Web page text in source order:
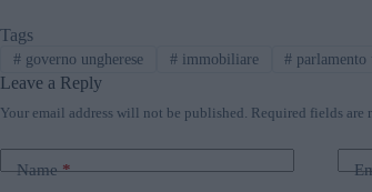
Tags
#governo ungherese #immobiliare # parlamento
Leave a Reply
Your email address will not be published. Required fields are
Name*